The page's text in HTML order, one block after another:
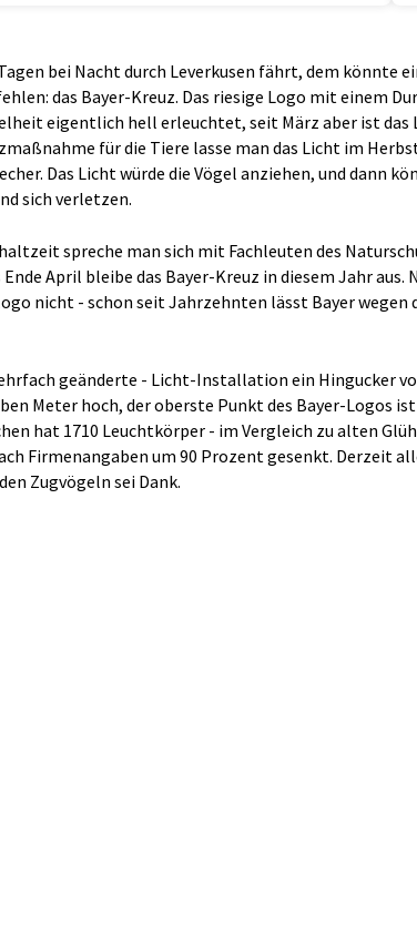
bei Nacht durch Leverkusen fährt, dem könnte
das Bayer-Kreuz. Das riesige Logo mit einem
eigentlich hell erleuchtet, seit März aber ist das
für die Tiere lasse man das Licht im
Das Licht würde die Vögel anziehen, und dann
sich verletzen.
spreche man sich mit Fachleuten des
April bleibe das Bayer-Kreuz in diesem Jahr aus.
nicht - schon seit Jahrzehnten lässt Bayer wegen
geänderte - Licht-Installation ein Hingucker
Meter hoch, der oberste Punkt des Bayer-Logos
hat 1710 Leuchtkörper - im Vergleich zu alten
Firmenangaben um 90 Prozent gesenkt. Derzeit
Zugvögeln sei Dank.